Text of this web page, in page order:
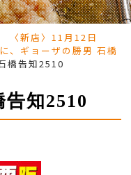
〈新店〉11月12日
、ギョーザの勝男 石橋
橋告知2510
知2510